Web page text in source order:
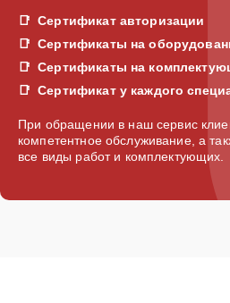
Сертификат авторизации
Сертификаты на
Сертификаты на
Сертификат у каждого
При обращении в наш сервис
компетентное обслуживание, а
все виды работ и комплектующих.